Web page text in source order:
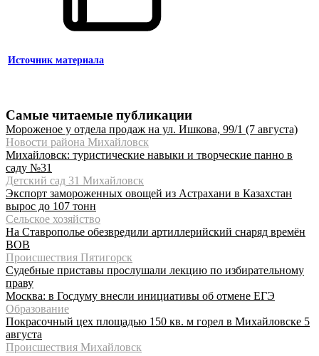
Источник материала
Самые читаемые публикации
Мороженое у отдела продаж на ул. Ишкова, 99/1 (7 августа)
Новости района Михайловск
Михайловск: туристические навыки и творческие панно в
саду №31
Детский сад 31 Михайловск
Экспорт замороженных овощей из Астрахани в Казахстан
вырос до 107 тонн
Сельское хозяйство
На Ставрополье обезвредили артиллерийский снаряд времён
ВОВ
Происшествия Пятигорск
Судебные приставы прослушали лекцию по избирательному
праву
Москва: в Госдуму внесли инициативы об отмене ЕГЭ
Образование
Покрасочный цех площадью 150 кв. м горел в Михайловске 5
августа
Происшествия Михайловск